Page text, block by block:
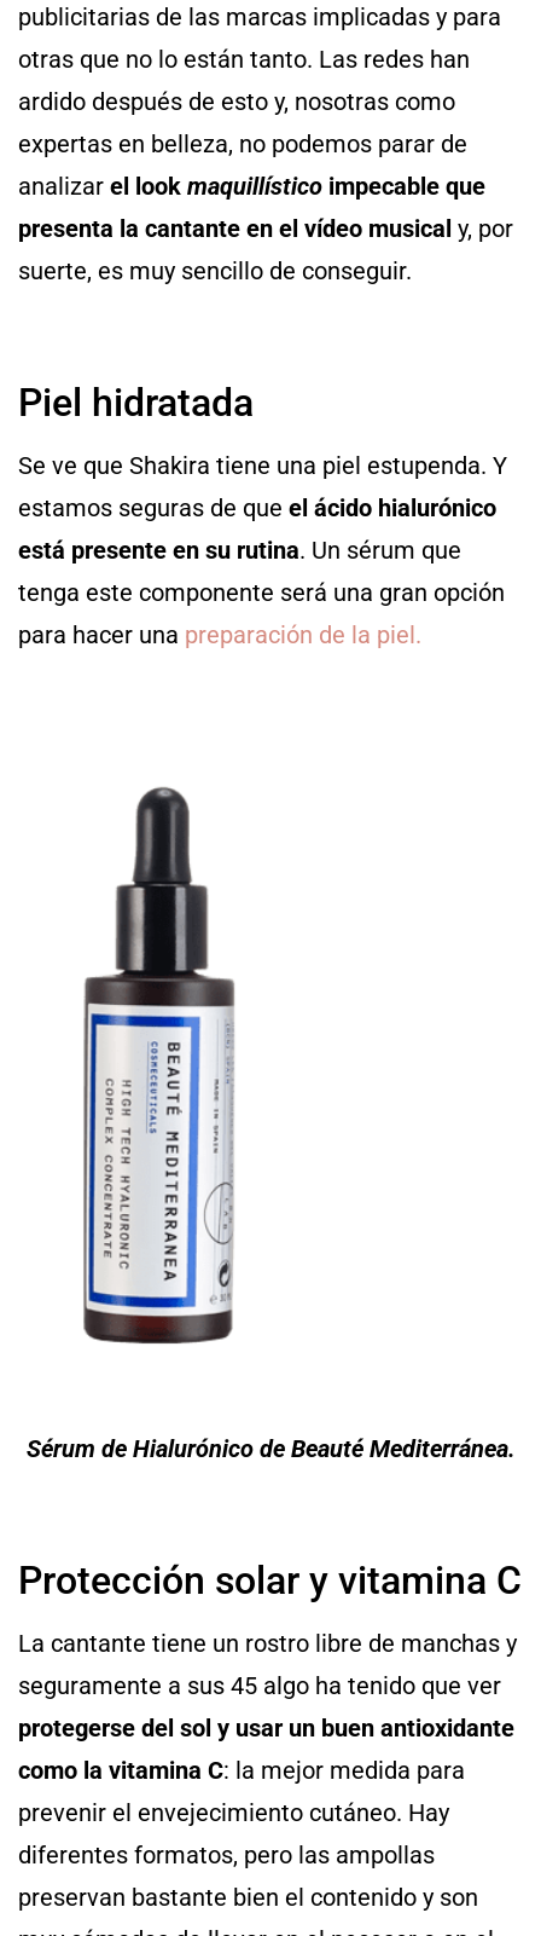
publicitarias de las marcas implicadas y para
otras que no lo están tanto. Las redes han
ardido después de esto y, nosotras como
expertas en belleza, no podemos parar de
analizar el look maquillístico impecable que
presenta la cantante en el vídeo musical y, por
suerte, es muy sencillo de conseguir.
Piel hidratada
Se ve que Shakira tiene una piel estupenda. Y
estamos seguras de que el ácido hialurónico
está presente en su rutina. Un sérum que
tenga este componente será una gran opción
para hacer una preparación de la piel.
Sérum de Hialurónico de Beauté Mediterránea.
Protección solar y vitamina C
La cantante tiene un rostro libre de manchas y
seguramente a sus 45 algo ha tenido que ver
protegerse del sol y usar un buen antioxidante
como la vitamina C: la mejor medida para
prevenir el envejecimiento cutáneo. Hay
diferentes formatos, pero las ampollas
preservan bastante bien el contenido y son